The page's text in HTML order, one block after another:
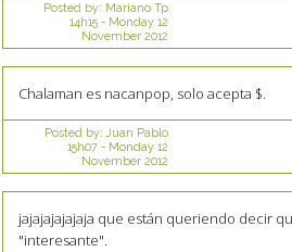
Posted by: Mariano Tp
14h15- Monday 12
November 2012
Chalaman es nacanpop, solo acepta $.
Posted by: Juan Pablo
15h07- Monday 12
November 2012
jajajajajajaja que están queriendo decir
"interesante".